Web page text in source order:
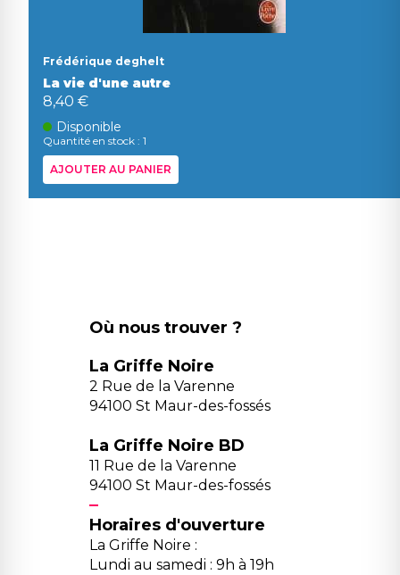
Frédérique deghelt
La vie d'une autre
8,40 €
Disponible
Quantité en stock : 1
AJOUTER AU PANIER
Où nous trouver ?
La Griffe Noire
2 Rue de la Varenne
94100 St Maur-des-fossés
La Griffe Noire BD
11 Rue de la Varenne
94100 St Maur-des-fossés
Horaires d'ouverture
La Griffe Noire :
Lundi au samedi : 9h à 19h